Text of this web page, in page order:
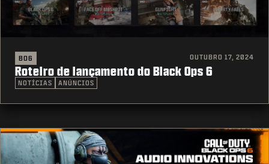
BO6 OUTUBRO 17, 2024
Roteiro de lançamento do Black Ops 6
NOTÍCIAS ANÚNCIOS